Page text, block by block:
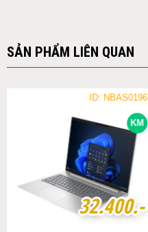
SẢN PHẨM LIÊN QUAN
KM
ID: NBAS0196
32.400.-
32.400.-